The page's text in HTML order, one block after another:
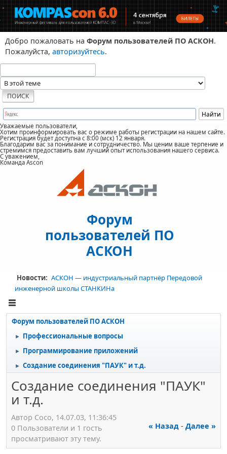
Добро пожаловать на Форум пользователей ПО АСКОН.
Пожалуйста, авторизуйтесь.
Уважаемые пользователи,
Хотим проинформировать вас о режиме работы регистрации на нашем сайте.
Регистрация будет доступна с 8:00 (мск) 12 января.
Благодарим вас за понимание и сотрудничество. Мы ценим ваше терпение и
стремимся предоставить вам лучший опыт использования нашего сервиса.
С уважением,
Команда Ascon
Форум
пользователей ПО
АСКОН
Новости: АСКОН — индустриальный партнёр Передовой
инженерной школы СТАНКИНа
Форум пользователей ПО АСКОН
► Профессиональные вопросы
► Программирование приложений
► Создание соединения "ПАУК" и т.д.
Создание соединения "ПАУК"
и т.д.
Автор Сосо, 14.07.03, 11:36:45
« Назад - Далее »
0 Пользователи и 1 гость
просматривают эту тему.